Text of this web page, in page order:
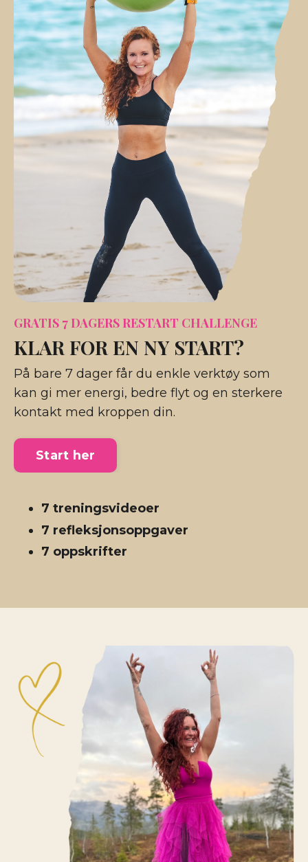
GRATIS 7 DAGERS RESTART CHALLENGE
KLAR FOR EN NY START?
På bare 7 dager får du enkle verktøy som
kan gi mer energi, bedre flyt og en sterkere
kontakt med kroppen din.
Start her
7 treningsvideoer
7 refleksjonsoppgaver
7 oppskrifter